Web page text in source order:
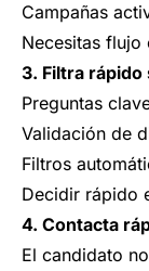
Campañas
Necesitas flujo
3. Filtra rápido
Preguntas
Validación de
Filtros
Decidir rápido
4. Contacta
El candidato